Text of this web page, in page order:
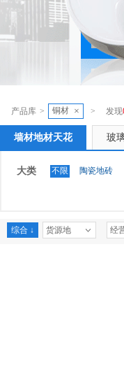
产品库 > 铜材 × > 发现
墙材地材天花 玻
大类 不限 陶瓷地砖
综合 ↓ 货源地 经